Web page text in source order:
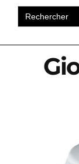
Search
for: